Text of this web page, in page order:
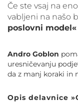
IZJAVA O
Če ste vsaj na
vabljeni na našo
poslovni model«
Andro Goblon
uresničevanju
da z manj koraki in
Opis delavnice